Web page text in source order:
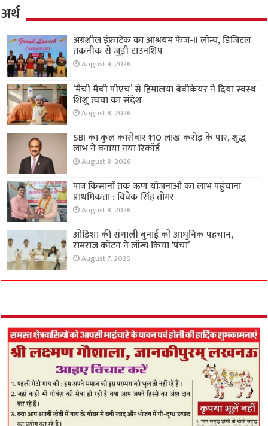
अर्थ
अग्रशील इंफ्राटेक का आश्रयम फेज-II लॉन्च, डिजिटल
तकनीक से जुड़ी टाउनशिप
August 9, 2026
‘मैची मैची पीएच’ से हिमालया बेबीकेयर ने दिया स्वस्थ
शिशु त्वचा का संदेश
August 8, 2026
SBI का कुल कारोबार ₹110 लाख करोड़ के पार, शुद्ध
लाभ ने बनाया नया रिकॉर्ड
August 8, 2026
पात्र किसानों तक ऋण योजनाओं का लाभ पहुंचाना
प्राथमिकता : विवेक सिंह तोमर
August 8, 2026
ओडिशा की संथाली बुनाई को आधुनिक पहचान,
रामराज कॉटन ने लॉन्च किया ‘पंचा’
August 7, 2026